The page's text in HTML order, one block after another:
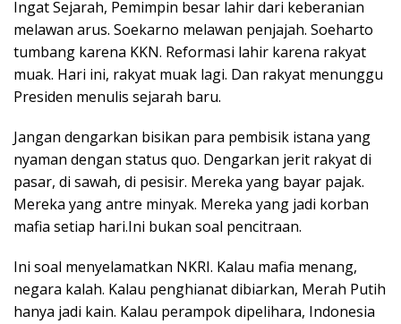
Ingat Sejarah, Pemimpin besar lahir dari keberanian
melawan arus. Soekarno melawan penjajah. Soeharto
tumbang karena KKN. Reformasi lahir karena rakyat
muak. Hari ini, rakyat muak lagi. Dan rakyat menunggu
Presiden menulis sejarah baru.
Jangan dengarkan bisikan para pembisik istana yang
nyaman dengan status quo. Dengarkan jerit rakyat di
pasar, di sawah, di pesisir. Mereka yang bayar pajak.
Mereka yang antre minyak. Mereka yang jadi korban
mafia setiap hari.Ini bukan soal pencitraan.
Ini soal menyelamatkan NKRI. Kalau mafia menang,
negara kalah. Kalau penghianat dibiarkan, Merah Putih
hanya jadi kain. Kalau perampok dipelihara, Indonesia